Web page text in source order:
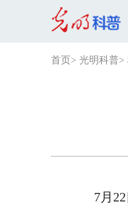
首页 > 光明科普>
7月22日